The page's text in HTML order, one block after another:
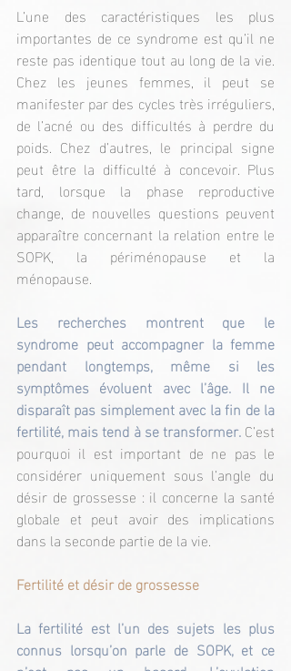
L’une des caractéristiques les plus
importantes de ce syndrome est qu’il ne
reste pas identique tout au long de la vie.
Chez les jeunes femmes, il peut se
manifester par des cycles très irréguliers,
de l’acné ou des difficultés à perdre du
poids. Chez d’autres, le principal signe
peut être la difficulté à concevoir. Plus
tard, lorsque la phase reproductive
change, de nouvelles questions peuvent
apparaître concernant la relation entre le
SOPK, la périménopause et la
ménopause.
Les recherches montrent que le
syndrome peut accompagner la femme
pendant longtemps, même si les
symptômes évoluent avec l’âge. Il ne
disparaît pas simplement avec la fin de la
fertilité, mais tend à se transformer. C’est
pourquoi il est important de ne pas le
considérer uniquement sous l’angle du
désir de grossesse : il concerne la santé
globale et peut avoir des implications
dans la seconde partie de la vie.
Fertilité et désir de grossesse
La fertilité est l’un des sujets les plus
connus lorsqu’on parle de SOPK, et ce